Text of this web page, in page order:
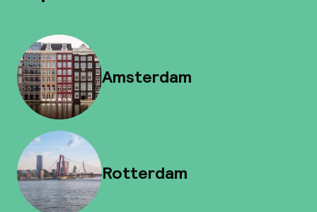
Amsterdam
Rotterdam